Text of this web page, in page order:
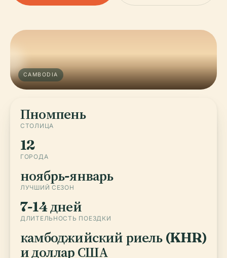
CAMBODIA
Пномпень
СТОЛИЦА
12
ГОРОДА
ноябрь-январь
ЛУЧШИЙ СЕЗОН
7-14 дней
ДЛИТЕЛЬНОСТЬ ПОЕЗДКИ
камбоджийский риель (KHR)
и доллар США